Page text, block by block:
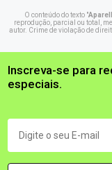
O conteúdo do texto "
reprodução, parcial ou total,
autor. Crime de violação de
Inscreva-se para
especiais.